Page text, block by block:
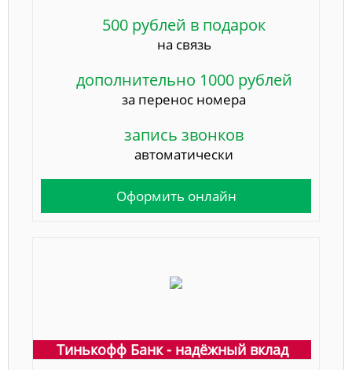
500 рублей в подарок
на связь
дополнительно 1000 рублей
за перенос номера
запись звонков
автоматически
Оформить онлайн
Тинькофф Банк - надёжный вклад